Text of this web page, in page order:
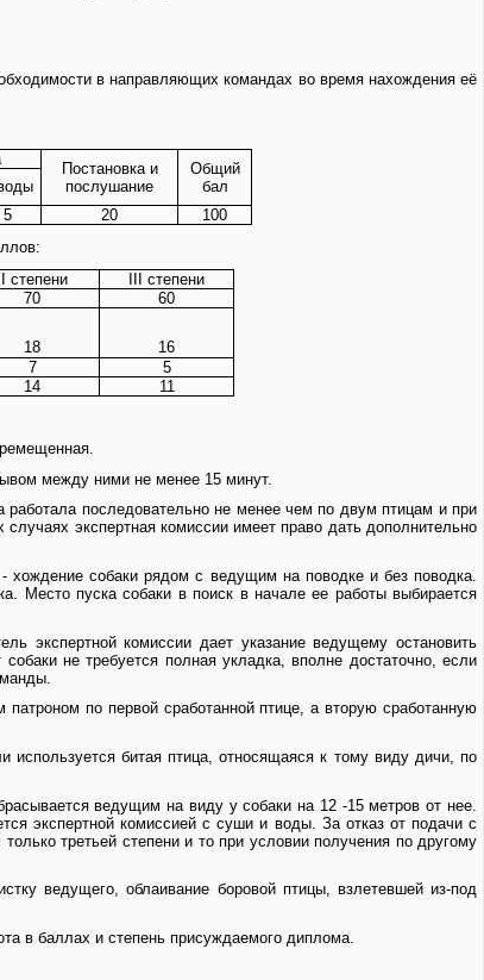
в направляющих командах во время нахождения её
Постановка и
послушание
Общий
бал
5 20
100
степени
III степени
70
60
18
16
7
5
14 11
между ними не менее 15 минут.
работала последовательно не менее чем по двум птицам и при
экспертная комиссии имеет право дать дополнительно
хождение собаки рядом с ведущим на поводке и без поводка.
Место пуска собаки в поиск в начале ее работы выбирается
экспертной комиссии дает указание ведущему остановить
не требуется полная укладка, вполне достаточно, если
по первой сработанной птице, а вторую сработанную
используется битая птица, относящаяся к тому виду дичи, по
ведущим на виду у собаки на 12 -15 метров от нее.
экспертной комиссией с суши и воды. За отказ от подачи с
третьей степени и то при условии получения по другому
ведущего, облаивание боровой птицы, взлетевшей из-под
в баллах и степень присуждаемого диплома.